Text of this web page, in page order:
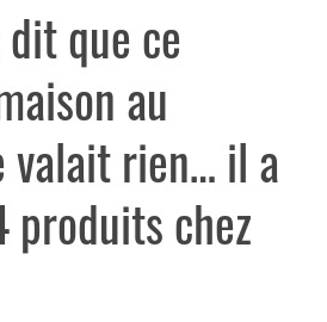
dit que ce
au
valait rien… il a
produits chez